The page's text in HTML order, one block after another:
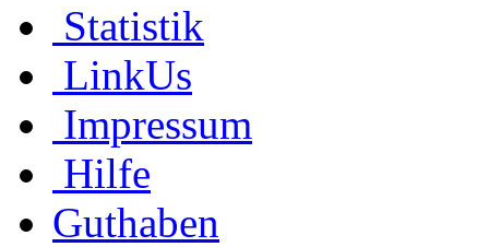
Statistik
LinkUs
Impressum
Hilfe
Guthaben